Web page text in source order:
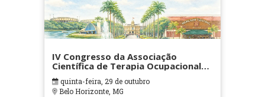
IV Congresso da Associação
Científica de Terapia Ocupacional
em Contextos Hospitalares e
Cuidados Paliativos - ATOHOSP
quinta-feira, 29 de outubro
Belo Horizonte, MG